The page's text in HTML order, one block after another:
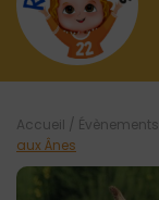
Accueil / Évènements
aux Ânes